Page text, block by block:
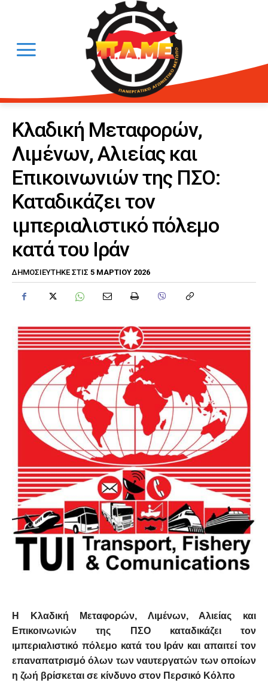
Κλαδική Μεταφορών,
Λιμένων, Αλιείας και
Επικοινωνιών της ΠΣΟ:
Καταδικάζει τον
ιμπεριαλιστικό πόλεμο
κατά του Ιράν
ΔΗΜΟΣΙΕΎΤΗΚΕ ΣΤΙΣ 5 ΜΑΡΤΊΟΥ 2026
Η Κλαδική Μεταφορών, Λιμένων, Αλιείας και
Επικοινωνιών
της ΠΣΟ καταδικάζει τον
ιμπεριαλιστικό πόλεμο κατά του Ιράν και απαιτεί τον
επαναπατρισμό όλων των ναυτεργατών των οποίων
η ζωή βρίσκεται σε κίνδυνο στον Περσικό Κόλπο